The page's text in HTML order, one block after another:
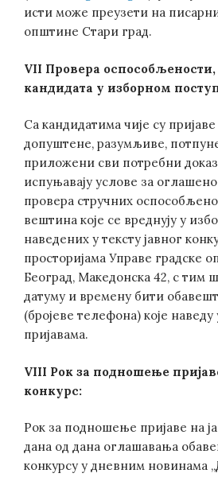
исти може преузети на
општине Стари град.
VII Провера
кандидата у изборном
Са кандидатима чије су
допуштене, разумљиве, потпуне
приложени сви потребни
испуњавају услове за
провера стручних
вештина које се вреднују у
наведених у тексту јавног
просторијама Управе градске
Београд, Македонска 42, с тим
датуму и времену бити
(бројеве телефона) које наведу
пријавама.
VIII Рок за подношење
конкурс:
Рок за подношење пријаве на
дана од дана оглашавања
конкурсу у дневним новинама